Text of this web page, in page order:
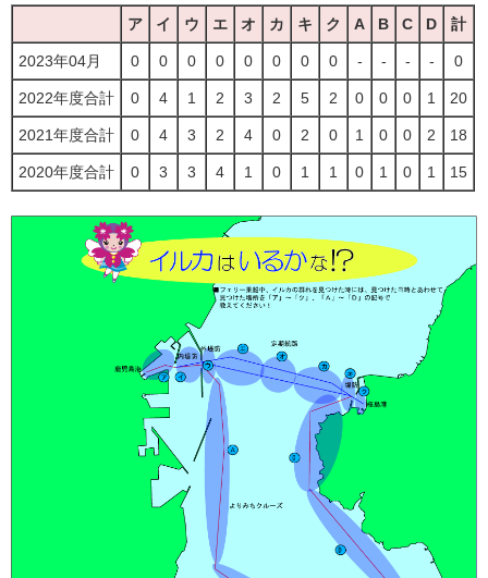
ア イ ウ エ オ カ キ ク A B C D 計
2023年04月 0 0 0 0 0 0 0 0 - - - - 0
2022年度合計 0 4 1 2 3 2 5 2 0 0 0 1 20
2021年度合計 0 4 3 2 4 0 2 0 1 0 0 2 18
2020年度合計 0 3 3 4 1 0 1 1 0 1 0 1 15